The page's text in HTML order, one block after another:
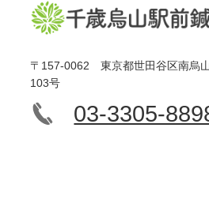
〒157-0062 東京都世田谷区南烏
103号
03-3305-